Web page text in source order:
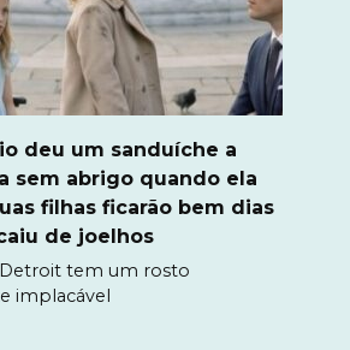
deu um sanduíche a
sem abrigo quando ela
filhas ficarão bem dias
de joelhos
tem um rosto
implacável